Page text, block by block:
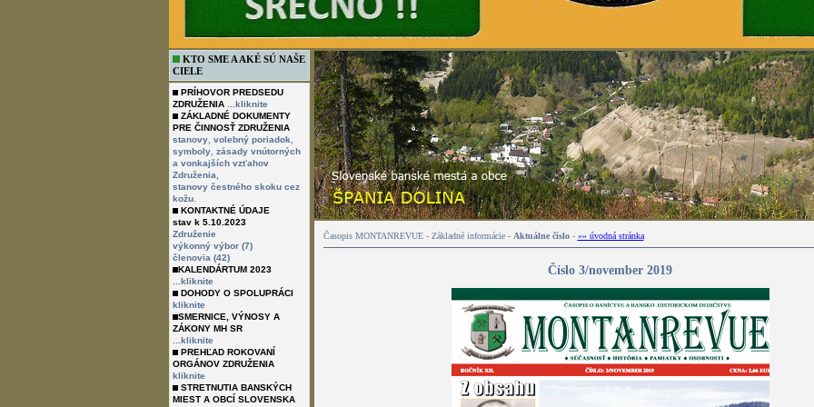
KTO SME A AKÉ SÚ NAŠE
CIELE
PRÍHOVOR PREDSEDU
ZDRUŽENIA
...kliknite
ZÁKLADNÉ DOKUMENTY
PRE ČINNOSŤ ZDRUŽENIA
stanovy, volebný poriadok
symboly, zásady vnútorných
a vonkajších vzťahov
Združenia,
stanovy čestného skoku cez
kožu.
KONTAKTNÉ ÚDAJE
stav k 5.10.2023
Združenie
výkonný výbor (7)
členovia (42)
KALENDÁRTUM 2023
...kliknite
DOHODY O SPOLUPRÁCI
kliknite
SMERNICE, VÝNOSY A
ZÁKONY MH SR
...kliknite
PREHĽAD ROKOVANÍ
ORGÁNOV ZDRUŽENIA
kliknite
STRETNUTIA BANSKÝCH
MIEST A OBCÍ SLOVENSKA
Časopis MONTANREVUE - Základné informácie - Aktuálne číslo- »» úvodná stránka
Číslo 3/november 2019